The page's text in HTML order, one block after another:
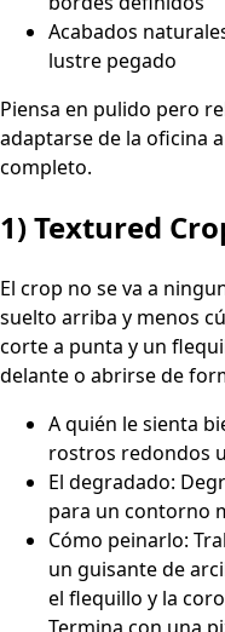
Acabados
lustre pegado
Piensa en pulido pero
adaptarse de la oficina
completo.
1) Textured
El crop no se va a
suelto arriba y menos
corte a punta y un
delante o abrirse de
A quién le sienta
rostros redondos
El degradado:
para un contorno
Cómo peinarlo:
un guisante de
el flequillo y la